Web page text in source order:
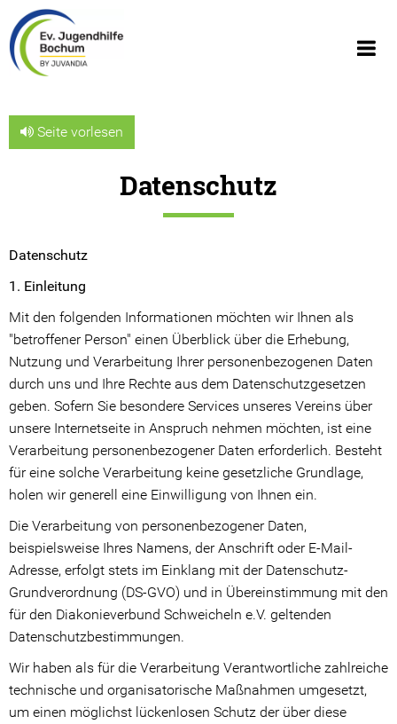
Organigramm
JUVANDIA - der Diakonieverbund e.V.
Kooperations Gremien
Angebote
Stationäre Angebote
Ambulante Angebote
Beratungsangebote
Ansprechpartner*innen
Spenden
Seite vorlesen
Datenschutz
Datenschutz
1. Einleitung
Mit den folgenden Informationen möchten wir Ihnen als
"betroffener Person" einen Überblick über die Erhebung,
Nutzung und Verarbeitung Ihrer personenbezogenen Daten
durch uns und Ihre Rechte aus dem Datenschutzgesetzen
geben. Sofern Sie besondere Services unseres Vereins über
unsere Internetseite in Anspruch nehmen möchten, ist eine
Verarbeitung personenbezogener Daten erforderlich. Besteht
für eine solche Verarbeitung keine gesetzliche Grundlage,
holen wir generell eine Einwilligung von Ihnen ein.
Die Verarbeitung von personenbezogener Daten,
beispielsweise Ihres Namens, der Anschrift oder E-Mail-
Adresse, erfolgt stets im Einklang mit der Datenschutz-
Grundverordnung (DS-GVO) und in Übereinstimmung mit den
für den Diakonieverbund Schweicheln e.V. geltenden
Datenschutzbestimmungen.
Wir haben als für die Verarbeitung Verantwortliche zahlreiche
technische und organisatorische Maßnahmen umgesetzt,
um einen möglichst lückenlosen Schutz der über diese